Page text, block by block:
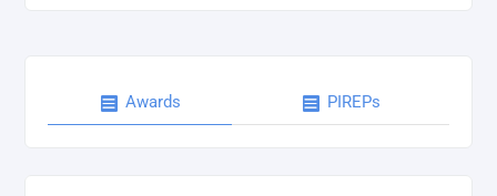
Awards PIREPs